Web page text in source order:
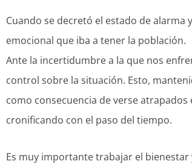
Cuando se decretó el estado de
emocional que iba a tener la población.
Ante la incertidumbre a la que nos
control sobre la situación. Esto,
como consecuencia de verse
cronificando con el paso del tiempo.
Es muy importante trabajar el